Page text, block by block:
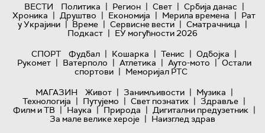
ВЕСТИ Политика | Регион | Свет | Србија данас |
Хроника | Друштво | Економија | Мерила времена | Рат
у Украјини | Време | Сервисне вести | Сматрачница |
Подкаст | ЕУ могућности 2026
СПОРТ
Фудбал | Кошарка | Тенис | Одбојка |
Рукомет | Ватерполо | Атлетика | Ауто-мото | Остали
спортови | Меморијал РТС
МАГАЗИН
Живот | Занимљивости | Музика |
Технологијa | Путујемо | Свет познатих | Здравље |
Филм и ТВ | Наука | Природа | Дигитални предузетник |
За мале велике хероје | Наизглед здрав